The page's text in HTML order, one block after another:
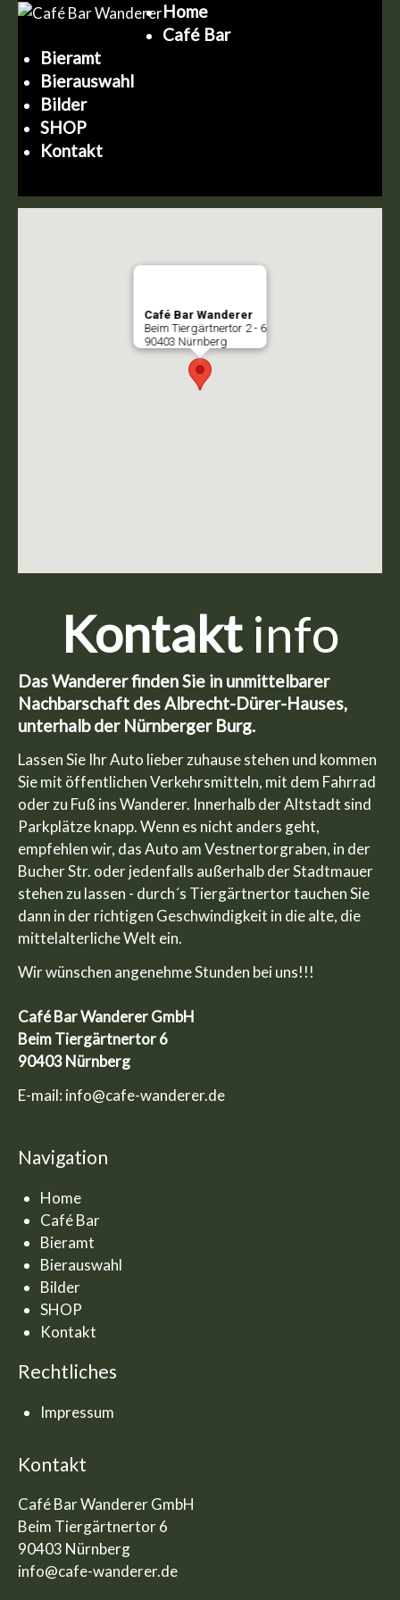
Home
Café Bar
Bieramt
Bierauswahl
Bilder
SHOP
Kontakt
Café Bar Wanderer
Beim Tiergärtnertor 2 - 6
90403 Nürnberg
Kontaktinfo
Das Wanderer finden Sie in unmittelbarer
Nachbarschaft des Albrecht-Dürer-Hauses,
unterhalb der Nürnberger Burg.
Lassen Sie Ihr Auto lieber zuhause stehen und kommen
Sie mit öffentlichen Verkehrsmitteln, mit dem Fahrrad
oder zu Fuß ins Wanderer. Innerhalb der Altstadt sind
Parkplätze knapp. Wenn es nicht anders geht,
empfehlen wir, das Auto am Vestnertorgraben, in der
Bucher Str. oder jedenfalls außerhalb der Stadtmauer
stehen zu lassen - durch´s Tiergärtnertor tauchen Sie
dann in der richtigen Geschwindigkeit in die alte, die
mittelalterliche Welt ein.
Wir wünschen angenehme Stunden bei uns!!!
Café Bar Wanderer GmbH
Beim Tiergärtnertor 6
90403 Nürnberg
E-mail: info@cafe-wanderer.de
Navigation
Home
Café Bar
Bieramt
Bierauswahl
Bilder
SHOP
Kontakt
Rechtliches
Impressum
Kontakt
Café Bar Wanderer GmbH
Beim Tiergärtnertor 6
90403 Nürnberg
info@cafe-wanderer.de